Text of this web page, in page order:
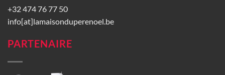
+32 474 76 77 50
info[at]lamaisonduperenoel.be
PARTENAIRE